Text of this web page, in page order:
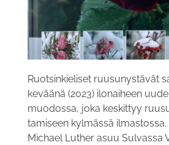
Ruotsinkieliset ruusunystävät
keväänä (2023) ilonaiheen
muodossa, joka keskittyy
tamiseen kylmässä ilmastossa.
Michael Luther asuu Sulvassa